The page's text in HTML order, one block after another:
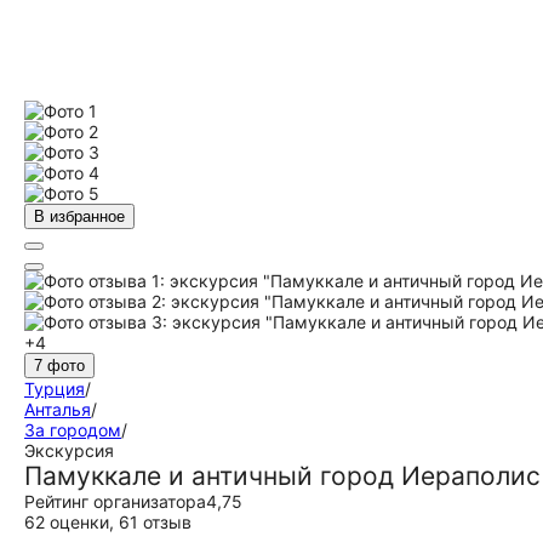
В избранное
+4
7 фото
Турция/
Анталья/
За городом/
Экскурсия
Памуккале и античный город Иераполис
Рейтинг организатора4,75
62 оценки, 61 отзыв